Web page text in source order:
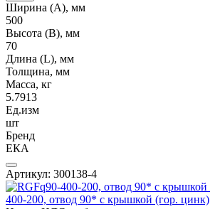
Ширина (А), мм
500
Высота (В), мм
70
Длина (L), мм
Толщина, мм
Масса, кг
5.7913
Ед.изм
шт
Бренд
ЕКА
Артикул: 300138-4
400-200, отвод 90* с крышкой (гор. цинк)